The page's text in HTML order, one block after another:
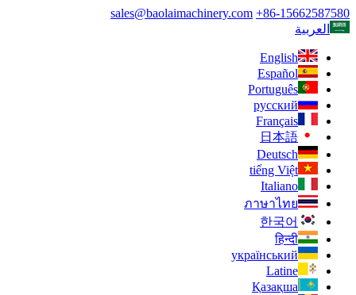
sales@baolaimachinery.com +86-15662587580
العربية
English
Español
Português
русский
Français
日本語
Deutsch
tiếng Việt
Italiano
ภาษาไทย
한국어
हिन्दी
український
Latine
Қазақша